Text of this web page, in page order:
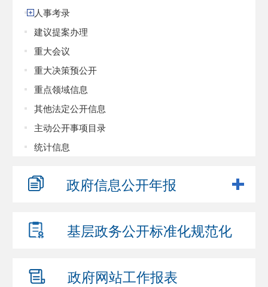
人事考录
建议提案办理
重大会议
重大决策预公开
重点领域信息
其他法定公开信息
主动公开事项目录
统计信息
政府信息公开年报
基层政务公开标准化规范化
政府网站工作报表